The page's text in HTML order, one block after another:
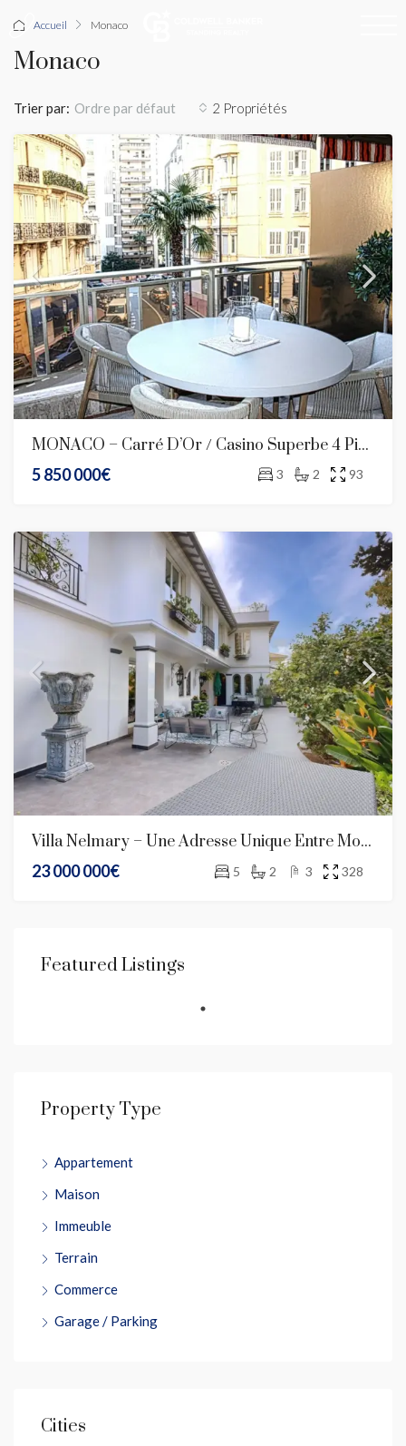
Accueil Monaco
Monaco
2 Propriétés
Trier par: Ordre par défaut
MONACO – Carré D’Or / Casino Superbe 4 Pièces Rénové – Terrasses – Parking – Usage Mixte
5 850 000€
3 2 93
Villa Nelmary – Une Adresse Unique Entre Monaco Et La France
23 000 000€
5 2 3 328
Featured Listings
Property Type
Appartement
Maison
Immeuble
Terrain
Commerce
Garage / Parking
Cities